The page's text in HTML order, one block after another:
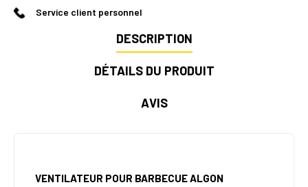
Service client personnel
DESCRIPTION
DÉTAILS DU PRODUIT
AVIS
VENTILATEUR POUR BARBECUE ALGON